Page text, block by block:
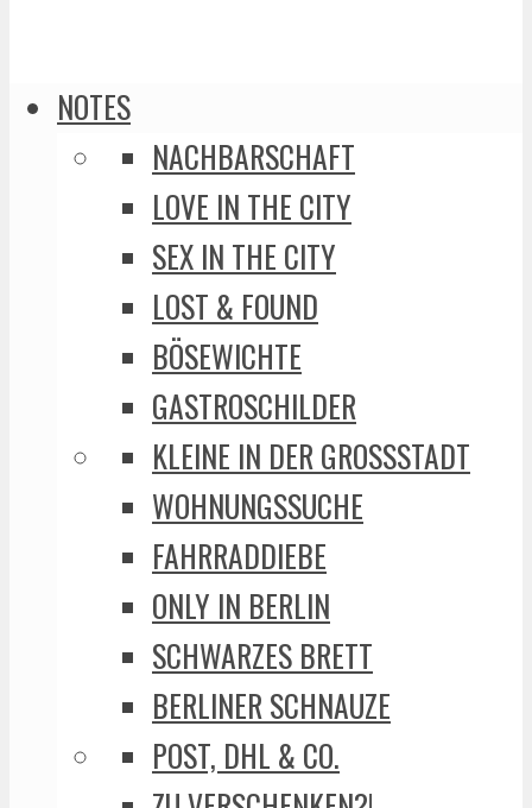
NOTES
NACHBARSCHAFT
LOVE IN THE CITY
SEX IN THE CITY
LOST & FOUND
BÖSEWICHTE
GASTROSCHILDER
KLEINE IN DER GROSSSTADT
WOHNUNGSSUCHE
FAHRRADDIEBE
ONLY IN BERLIN
SCHWARZES BRETT
BERLINER SCHNAUZE
POST, DHL & CO.